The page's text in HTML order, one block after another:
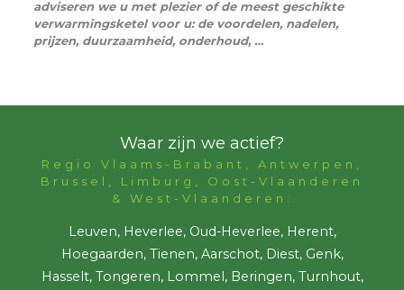
adviseren we u met plezier of de meest geschikte
verwarmingsketel voor u: de voordelen, nadelen,
prijzen, duurzaamheid, onderhoud, …
Waar zijn we actief?
Regio Vlaams-Brabant, Antwerpen,
Brussel, Limburg, Oost-Vlaanderen
& West-Vlaanderen:
Leuven, Heverlee, Oud-Heverlee, Herent,
Hoegaarden, Tienen, Aarschot, Diest, Genk,
Hasselt, Tongeren, Lommel, Beringen, Turnhout,